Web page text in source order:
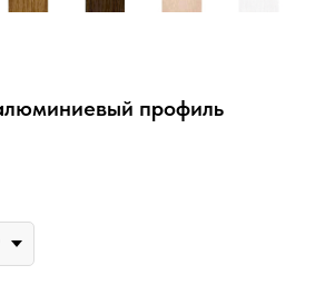
профиль